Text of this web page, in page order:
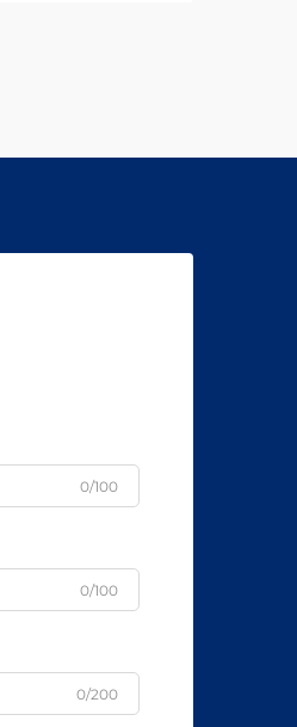
0/100
0/100
0/200